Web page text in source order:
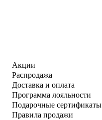
Акции
Распродажа
Доставка и оплата
Программа лояльности
Подарочные сертификаты
Правила продажи